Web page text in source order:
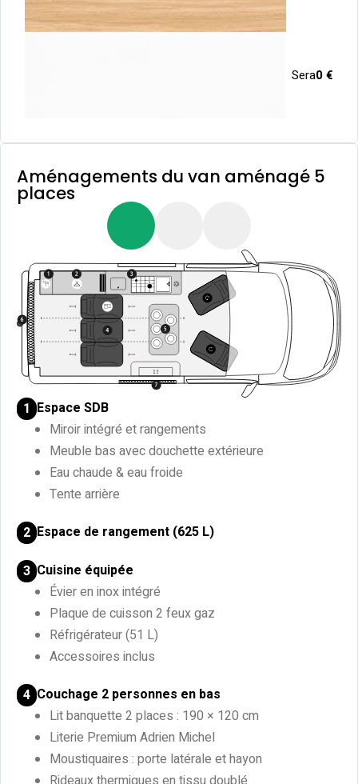
Sera0 €
Aménagements du van aménagé 5
places
1 Espace SDB
Miroir intégré et rangements
Meuble bas avec douchette extérieure
Eau chaude & eau froide
Tente arrière
2 Espace de rangement (625 L)
3 Cuisine équipée
Évier en inox intégré
Plaque de cuisson 2 feux gaz
Réfrigérateur (51 L)
Accessoires inclus
4 Couchage 2 personnes en bas
Lit banquette 2 places : 190 × 120 cm
Literie Premium Adrien Michel
Moustiquaires : porte latérale et hayon